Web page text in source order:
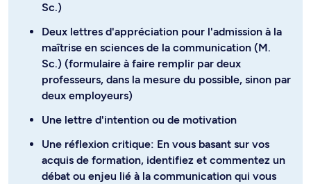
Sc.)
Deux lettres d'appréciation pour l'admission à la
maîtrise en sciences de la communication (M.
Sc.) (formulaire à faire remplir par deux
professeurs, dans la mesure du possible, sinon par
deux employeurs)
Une lettre d'intention ou de motivation
Une réflexion critique: En vous basant sur vos
acquis de formation, identifiez et commentez un
débat ou enjeu lié à la communication qui vous